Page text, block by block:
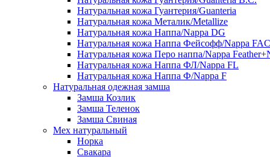
Натуральная кожа Гуантерия/Guanteria
Натуральная кожа Металик/Metallize
Натуральная кожа Наппа/Nappa DG
Натуральная кожа Наппа Фейсофф/Nappa
Натуральная кожа Перо наппа/Nappa
Натуральная кожа Наппа ФЛ/Nappa FL
Натуральная кожа Наппа Ф/Nappa F
Натуральная одежная замша
Замша Козлик
Замша Теленок
Замша Свиная
Мех натуральный
Норка
Свакара